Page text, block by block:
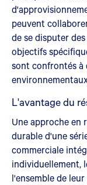
peuvent
de se disputer
objectifs
sont confrontés à
L'avantage du
Une approche en
durable d'une
commerciale
individuellement,
l'ensemble de